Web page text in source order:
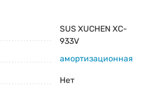
SUS XUCHEN XC-
933V
амортизационная
Нет